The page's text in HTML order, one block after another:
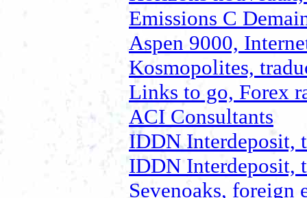
Emissions C
Aspen 9000,
Kosmopolites,
Links to go, Forex
ACI Consultants
IDDN Interdeposit,
IDDN Interdeposit,
Sevenoaks, foreign